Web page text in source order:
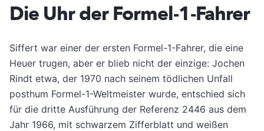
Die Uhr der Formel-1-Fahrer
Siffert war einer der ersten Formel-1-Fahrer, die eine
Heuer trugen, aber er blieb nicht der einzige: Jochen
Rindt etwa, der 1970 nach ­seinem tödlichen Unfall
posthum Formel-1-Weltmeister wurde, entschied sich
für die dritte Ausführung der Referenz 2446 aus dem
Jahr 1966, mit schwarzem Zifferblatt und weißen